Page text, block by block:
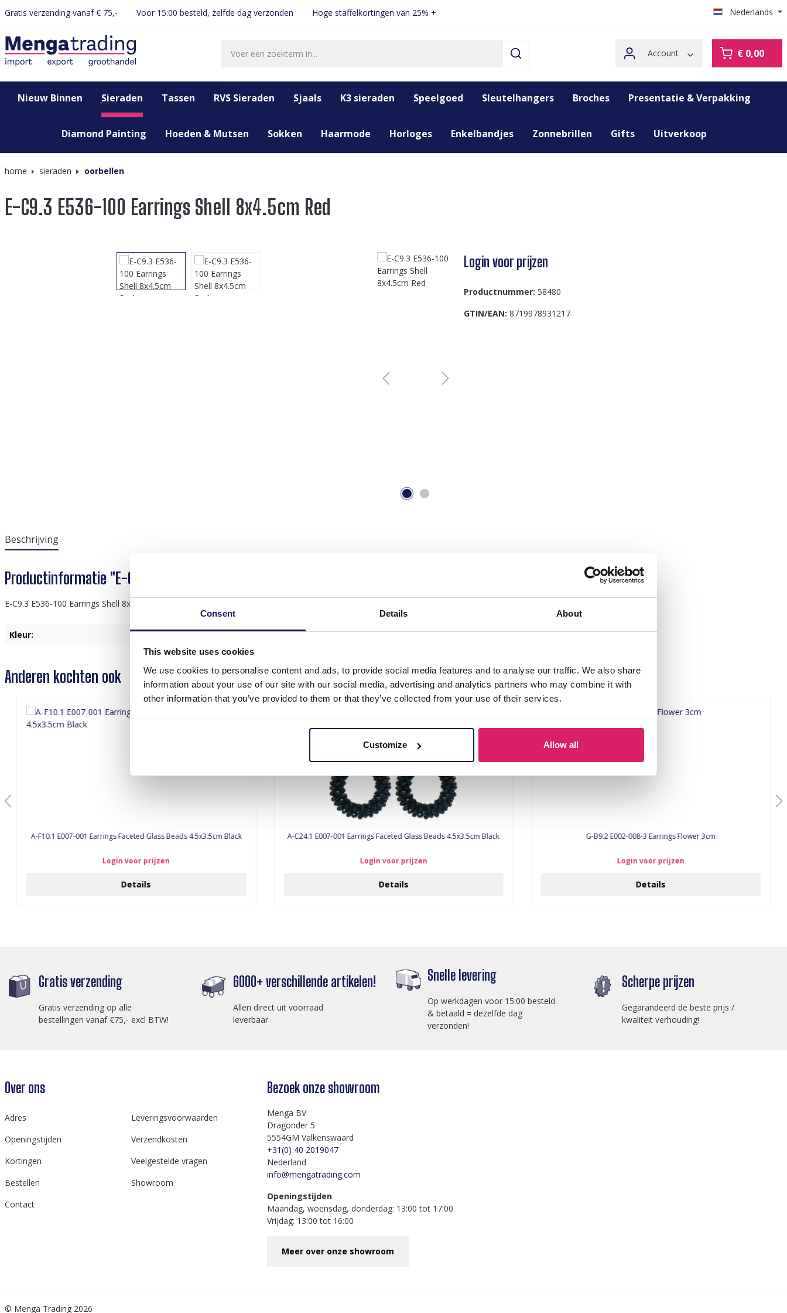
Consent Details About
This website uses cookies
We use cookies to personalise content and ads, to provide social media features and to analyse our traffic. We also share
information about your use of our site with our social media, advertising and analytics partners who may combine it with
other information that you’ve provided to them or that they’ve collected from your use of their services.
Customize Allow all
Ga naar de hoofdnavigatie
Gratis verzending vanaf € 75,- Voor 15:00 besteld, zelfde dag verzonden Hoge staffelkortingen van 25% + Nederlands
Account € 0,00
Nieuw Binnen Sieraden Tassen RVS Sieraden Sjaals K3 sieraden Speelgoed Sleutelhangers Broches Presentatie & Verpakking
Diamond Painting Hoeden & Mutsen Sokken Haarmode Horloges Enkelbandjes Zonnebrillen Gifts Uitverkoop
home sieraden oorbellen
E-C9.3 E536-100 Earrings Shell 8x4.5cm Red
Login voor prijzen
Productnummer: 58480
GTIN/EAN: 8719978931217
Beschrijving
Productinformatie "E-C9.3 E536-100 Earrings Shell 8x4.5cm Red"
E-C9.3 E536-100 Earrings Shell 8x4.5cm Red
Kleur: Rood
Anderen kochten ook
A-F10.1 E007-001 Earrings Faceted Glass Beads 4.5x3.5cm Black
Login voor prijzen
Details
A-C24.1 E007-001 Earrings Faceted Glass Beads 4.5x3.5cm Black
Login voor prijzen
Details
G-B9.2 E002-008-3 Earrings Flower 3cm
Login voor prijzen
Details
Gratis verzending
Gratis verzending op alle
bestellingen vanaf €75,- excl BTW!
6000+ verschillende artikelen!
Allen direct uit voorraad
leverbaar
Snelle levering
Op werkdagen voor 15:00 besteld
& betaald = dezelfde dag
verzonden!
Scherpe prijzen
Gegarandeerd de beste prijs /
kwaliteit verhouding!
Over ons
Adres
Leveringsvoorwaarden
Openingstijden
Verzendkosten
Kortingen
Veelgestelde vragen
Bestellen
Showroom
Contact
Bezoek onze showroom
Menga BV
Dragonder 5
5554GM Valkenswaard
+31(0) 40 2019047
Nederland
info@mengatrading.com
Openingstijden
Maandag, woensdag, donderdag: 13:00 tot 17:00
Vrijdag: 13:00 tot 16:00
Meer over onze showroom
© Menga Trading 2026